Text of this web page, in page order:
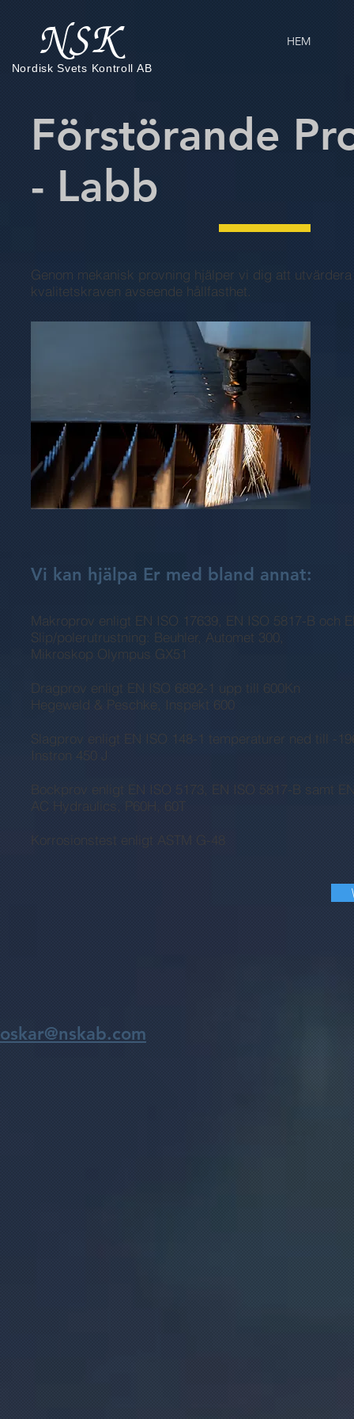
HEM
NSK
Nordisk Svets Kontroll AB
Förstörande
- Labb
Genom mekanisk provning hjälper vi dig att
kvalitetskraven avseende hållfasthet.
Vi kan hjälpa Er med bland annat:
Makroprov enligt EN ISO 17639, EN ISO 5817-B och
Slip/polerutrustning: Beuhler, Automet 300,
Mikroskop Olympus GX51
Dragprov enligt EN ISO 6892-1 upp till 600Kn
Hegeweld & Peschke, Inspekt 600
Slagprov enligt EN ISO 148-1 temperaturer ned till -
Instron 450 J
Bockprov enligt EN ISO 5173, EN ISO 5817-B samt
AC Hydraulics, P60H, 60T
Korrosionstest enligt ASTM G-48
oskar@nskab.com